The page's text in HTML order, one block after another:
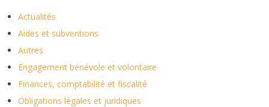
Actualités
Aides et subventions
Autres
Engagement bénévole et volontaire
Finances, comptabilité et fiscalité
Obligations légales et juridiques